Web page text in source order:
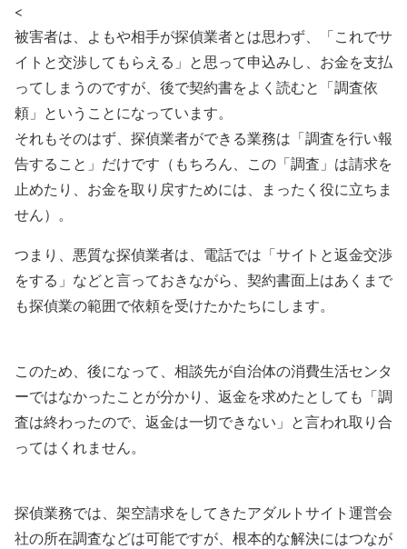
<
被害者は、よもや相手が探偵業者とは思わず、「これでサ
イトと交渉してもらえる」と思って申込みし、お金を支払
ってしまうのですが、後で契約書をよく読むと「調査依
頼」ということになっています。
それもそのはず、探偵業者ができる業務は「調査を行い報
告すること」だけです（もちろん、この「調査」は請求を
止めたり、お金を取り戻すためには、まったく役に立ちま
せん）。
つまり、悪質な探偵業者は、電話では「サイトと返金交渉
をする」などと言っておきながら、契約書面上はあくまで
も探偵業の範囲で依頼を受けたかたちにします。
このため、後になって、相談先が自治体の消費生活センタ
ーではなかったことが分かり、返金を求めたとしても「調
査は終わったので、返金は一切できない」と言われ取り合
ってはくれません。
探偵業務では、架空請求をしてきたアダルトサイト運営会
社の所在調査などは可能ですが、根本的な解決にはつなが